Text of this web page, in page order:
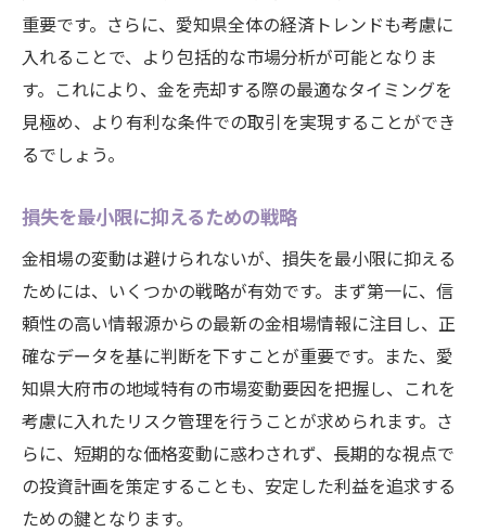
重要です。さらに、愛知県全体の経済トレンドも考慮に
入れることで、より包括的な市場分析が可能となりま
す。これにより、金を売却する際の最適なタイミングを
見極め、より有利な条件での取引を実現することができ
るでしょう。
損失を最小限に抑えるための戦略
金相場の変動は避けられないが、損失を最小限に抑える
ためには、いくつかの戦略が有効です。まず第一に、信
頼性の高い情報源からの最新の金相場情報に注目し、正
確なデータを基に判断を下すことが重要です。また、愛
知県大府市の地域特有の市場変動要因を把握し、これを
考慮に入れたリスク管理を行うことが求められます。さ
らに、短期的な価格変動に惑わされず、長期的な視点で
の投資計画を策定することも、安定した利益を追求する
ための鍵となります。